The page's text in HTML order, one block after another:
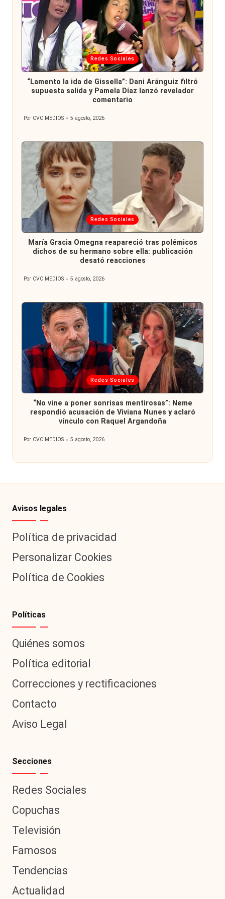
Publicada
en
Redes Sociales
“Lamento la ida de Gissella”: Dani Aránguiz filtró
supuesta salida y Pamela Díaz lanzó revelador
comentario
Publicado
Por CVC MEDIOS 5 agosto, 2026
Publicada
en
Redes Sociales
María Gracia Omegna reapareció tras polémicos
dichos de su hermano sobre ella: publicación
desató reacciones
Publicado
Por CVC MEDIOS 5 agosto, 2026
Publicada
en
Redes Sociales
“No vine a poner sonrisas mentirosas”: Neme
respondió acusación de Viviana Nunes y aclaró
vínculo con Raquel Argandoña
Publicado
Por CVC MEDIOS 5 agosto, 2026
Avisos legales
Política de privacidad
Personalizar Cookies
Política de Cookies
Políticas
Quiénes somos
Política editorial
Correcciones y rectificaciones
Contacto
Aviso Legal
Secciones
Redes Sociales
Copuchas
Televisión
Famosos
Tendencias
Actualidad